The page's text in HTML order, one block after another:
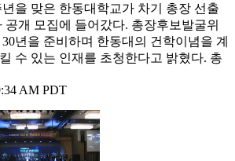
을 맞은 한동대학교가 차기 총장 선출
공개 모집에 들어갔다. 총장후보발굴위
년을 준비하며 한동대의 건학이념을 계
수 있는 인재를 초청한다고 밝혔다. 총
AM PDT